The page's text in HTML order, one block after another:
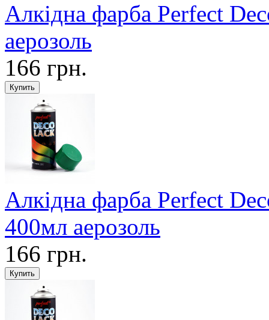
Алкідна фарба Perfect
аерозоль
166 грн.
Алкідна фарба Perfect
400мл аерозоль
166 грн.